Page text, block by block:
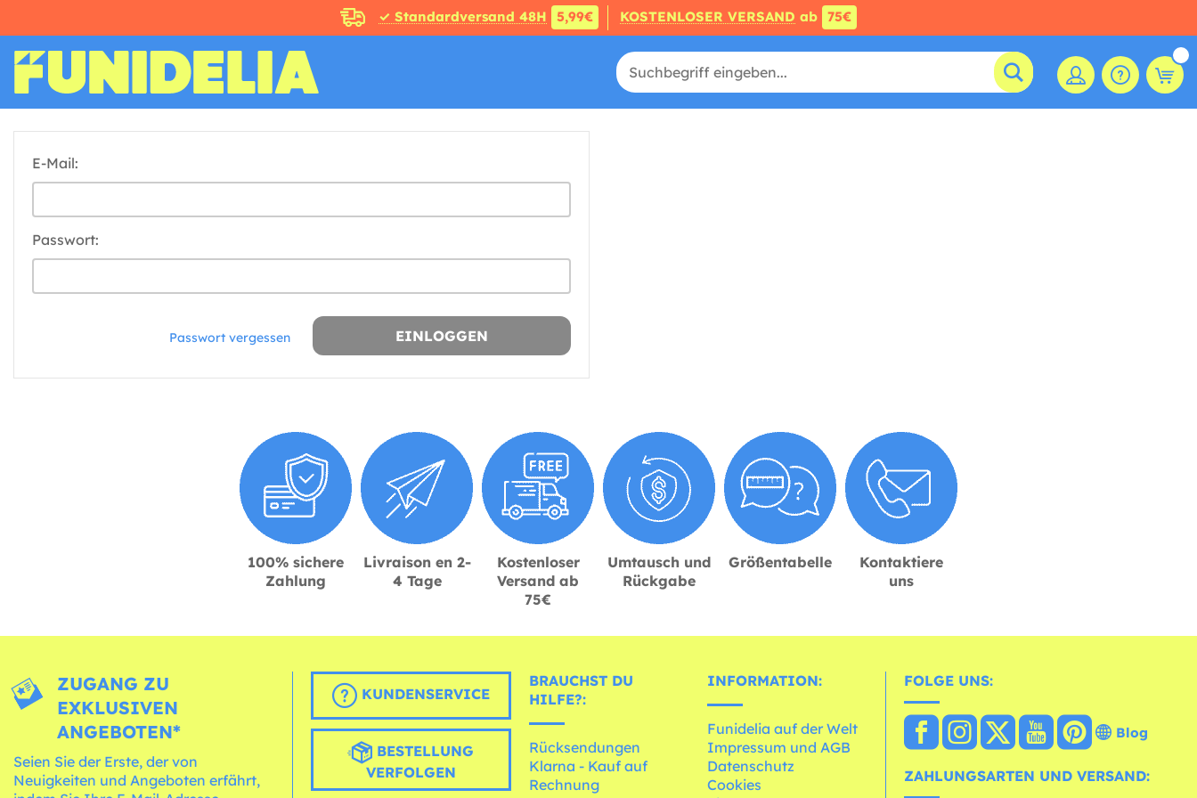
✓ Standardversand 48H 5,99€ KOSTENLOSER VERSAND ab 75€
E-Mail:
Passwort:
Passwort vergessen
100% sichere
Zahlung
Livraison en 2-
4 Tage
Kostenloser
Versand ab
75€
Umtausch und
Rückgabe
Größentabelle
Kontaktiere
uns
ZUGANG ZU
EXKLUSIVEN
ANGEBOTEN*
Seien Sie der Erste, der von
Neuigkeiten und Angeboten erfährt,
KUNDENSERVICE
BESTELLUNG
VERFOLGEN
BRAUCHST DU
HILFE?:
Rücksendungen
Klarna - Kauf auf
Rechnung
INFORMATION:
Funidelia auf der Welt
Impressum und AGB
Datenschutz
Cookies
FOLGE UNS:
Blog
ZAHLUNGSARTEN UND VERSAND: